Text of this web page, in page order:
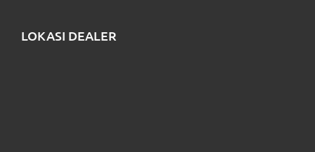
LOKASI DEALER